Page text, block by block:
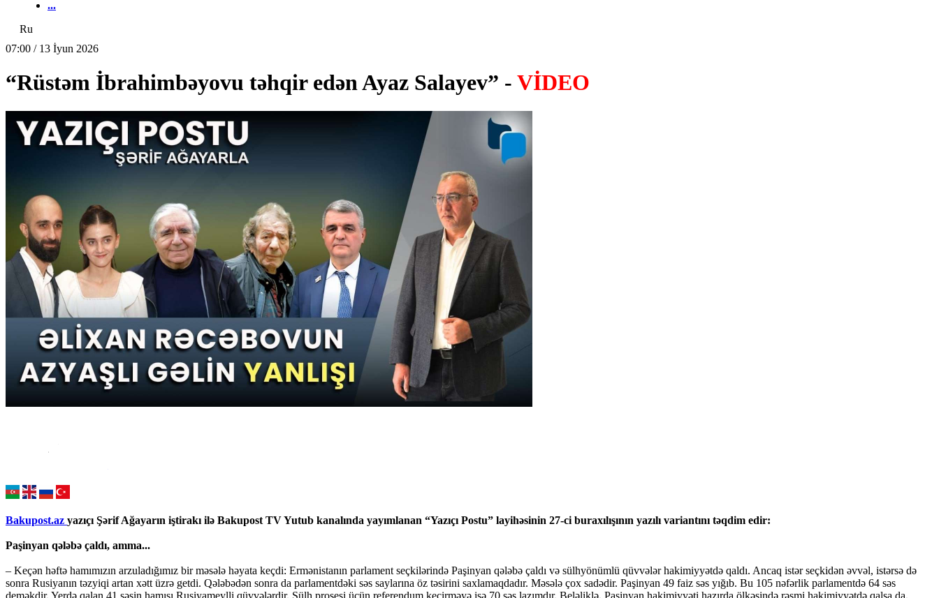
...
Ru
07:00 / 13 İyun 2026
“Rüstəm İbrahimbəyovu təhqir edən Ayaz Salayev” - VİDEO
Bakupost.az yazıçı Şərif Ağayarın iştirakı ilə Bakupost TV Yutub kanalında yayımlanan “Yazıçı Postu” layihəsinin 27-ci buraxılışının yazılı variantını təqdim edir:
Paşinyan qələbə çaldı, amma...
– Keçən həftə hamımızın arzuladığımız bir məsələ həyata keçdi: Ermənistanın parlament seçkilərində Paşinyan qələbə çaldı və sülhyönümlü qüvvələr hakimiyyətdə qaldı. Ancaq istər seçkidən əvvəl, istərsə də
sonra Rusiyanın təzyiqi artan xətt üzrə getdi. Qələbədən sonra da parlamentdəki səs saylarına öz təsirini saxlamaqdadır. Məsələ çox sadədir. Paşinyan 49 faiz səs yığıb. Bu 105 nəfərlik parlamentdə 64 səs
deməkdir. Yerdə qalan 41 səsin hamısı Rusiyameylli qüvvələrdir. Sülh prosesi üçün referendum keçirməyə isə 70 səs lazımdır. Beləliklə, Paşinyan hakimiyyəti hazırda ölkəsində rəsmi hakimiyyətdə qalsa da,